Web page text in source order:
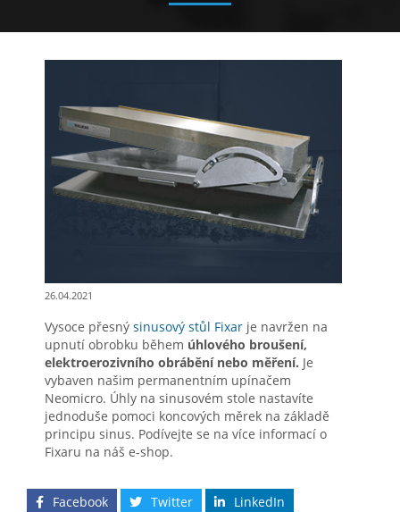
26.04.2021
Vysoce přesný sinusový stůl Fixar je navržen na
upnutí obrobku během úhlového broušení,
elektroerozivního obrábění nebo měření. Je
vybaven našim permanentním upínačem
Neomicro. Úhly na sinusovém stole nastavíte
jednoduše pomoci koncových měrek na základě
principu sinus. Podívejte se na více informací o
Fixaru na náš e-shop.
Facebook Twitter LinkedIn